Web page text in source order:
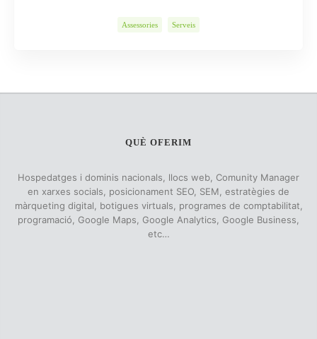
Assessories Serveis
QUÈ OFERIM
Hospedatges i dominis nacionals, llocs web, Comunity Manager
en xarxes socials, posicionament SEO, SEM, estratègies de
màrqueting digital, botigues virtuals, programes de comptabilitat,
programació, Google Maps, Google Analytics, Google Business,
etc…